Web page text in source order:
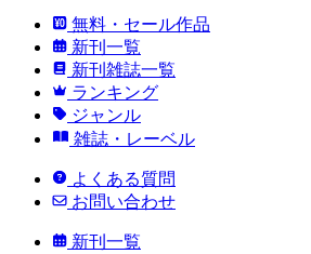
無料・セール作品
新刊一覧
新刊雑誌一覧
ランキング
ジャンル
雑誌・レーベル
よくある質問
お問い合わせ
新刊一覧